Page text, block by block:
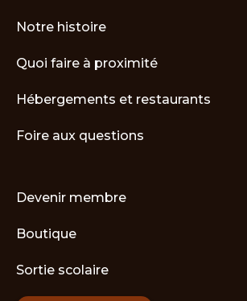
Notre histoire
Quoi faire à proximité
Hébergements et restaurants
Foire aux questions
Devenir membre
Boutique
Sortie scolaire